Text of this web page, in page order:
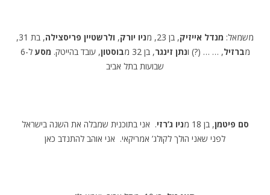
משמאל: מנדל אייזיק, בן 23, מ ניו יורק, ולרשטיין פריסצילה
, בת 31,
מברזיל, … … (?) ונתן זינגר, בן 32 מ בוסטון, עובד בהייטק. מסע
ל-6
שבועות בתל אביב
סם פיטמן, בן 18 מ ניו ג’רזי. אני בתוכנית שמבלה את השנה בישראל
לפני שאני הולך לקולג’ אמריקאי. אני אוהב להתנדב כאן